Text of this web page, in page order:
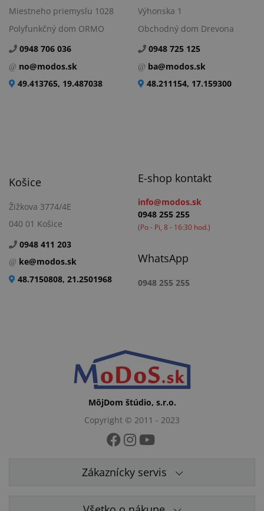
Miestneho priemyslu 1028
Polyfunkčný dom ORMO
0948 706 036
no@modos.sk
49.413765, 19.487038
Výhonska 1
Obchodný dom Drevona
0948 725 125
ba@modos.sk
48.211154, 17.159300
Košice
Žižkova 3774/4E
040 01 Košice
0948 411 203
ke@modos.sk
48.7150808, 21.2501968
E-shop kontakt
info@modos.sk
0948 255 255
(Po - Pi, 8 - 16:30 hod.)
WhatsApp
0948 255 255
MôjDom štúdio, s.r.o.
Copyright © 2011 - 2023
Zákaznícky servis